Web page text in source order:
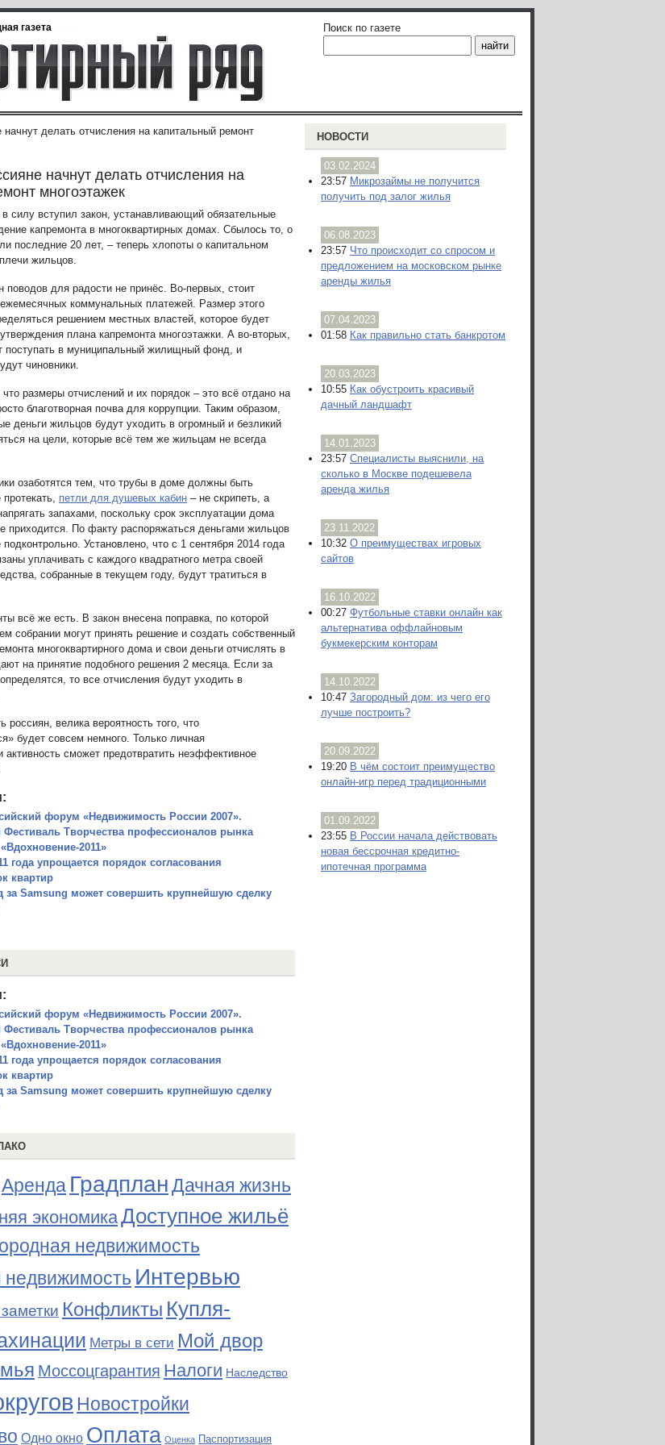
газета Поиск по газете
начнут делать отчисления на капитальный ремонт
начнут делать отчисления на
многоэтажек
силу вступил закон, устанавливающий обязательные
капремонта в многоквартирных домах. Сбылось то, о
последние 20 лет, – теперь хлопоты о капитальном
жильцов.
для радости не принёс. Во-первых, стоит
коммунальных платежей. Размер этого
решением местных властей, которое будет
плана капремонта многоэтажки. А во-вторых,
поступать в муниципальный жилищный фонд, и
чиновники.
размеры отчислений и их порядок – это всё отдано на
благотворная почва для коррупции. Таким образом,
деньги жильцов будут уходить в огромный и безликий
на цели, которые всё тем же жильцам не всегда
озаботятся тем, что трубы в доме должны быть
петли для душевых кабин – не скрипеть, а
запахами, поскольку срок эксплуатации дома
приходится. По факту распоряжаться деньгами жильцов
подконтрольно. Установлено, что с 1 сентября 2014 года
уплачивать с каждого квадратного метра своей
собранные в текущем году, будут тратиться в
всё же есть. В закон внесена поправка, по которой
собрании могут принять решение и создать собственный
многоквартирного дома и свои деньги отчислять в
на принятие подобного решения 2 месяца. Если за
то все отчисления будут уходить в
россиян, велика вероятность того, что
будет совсем немного. Только личная
активность сможет предотвратить неэффективное
форум «Недвижимость России 2007».
Фестиваль Творчества профессионалов рынка
2011»
года упрощается порядок согласования
квартир
за Samsung может совершить крупнейшую сделку
форум «Недвижимость России 2007».
Фестиваль Творчества профессионалов рынка
2011»
года упрощается порядок согласования
квартир
за Samsung может совершить крупнейшую сделку
Аренда ГрадпланДачная жизнь
экономикаДоступное жильё
недвижимость
Интервью
Конфликты Купля-
Метры в сети Мой двор
Моссоцгарантия Налоги Наследство
Новостройки
Одно окно Оплата Оценка Паспортизация
НОВОСТИ
03.02.2024
23:57 Микрозаймы не получится
получить под залог жилья
06.08.2023
23:57 Что происходит со спросом и
предложением на московском рынке
аренды жилья
07.04.2023
01:58 Как правильно стать банкротом
20.03.2023
10:55 Как обустроить красивый
дачный ландшафт
14.01.2023
23:57 Специалисты выяснили, на
сколько в Москве подешевела
аренда жилья
23.11.2022
10:32 О преимуществах игровых
сайтов
16.10.2022
00:27 Футбольные ставки онлайн как
альтернатива оффлайновым
букмекерским конторам
14.10.2022
10:47 Загородный дом: из чего его
лучше построить?
20.09.2022
19:20 В чём состоит преимущество
онлайн-игр перед традиционными
01.09.2022
23:55 В России начала действовать
новая бессрочная кредитно-
ипотечная программа